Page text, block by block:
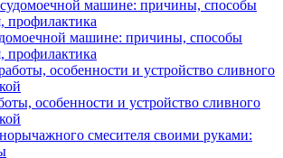
машине: причины, способы
профилактика
особенности и устройство сливного